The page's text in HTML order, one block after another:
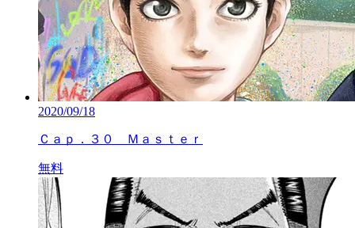
2020/09/18
Ｃａｐ．３０ Ｍａｓｔｅｒ
無料